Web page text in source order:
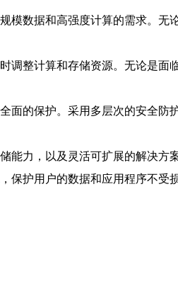
数据和高强度计算的需求。
整计算和存储资源。无论是
的保护。采用多层次的安全
力，以及灵活可扩展的解决
护用户的数据和应用程序不受